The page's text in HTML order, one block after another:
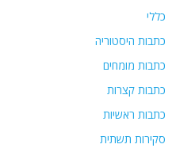
כללי
כתבות היסטוריה
כתבות מומחים
כתבות קצרות
כתבות ראשיות
סקירות תשתית